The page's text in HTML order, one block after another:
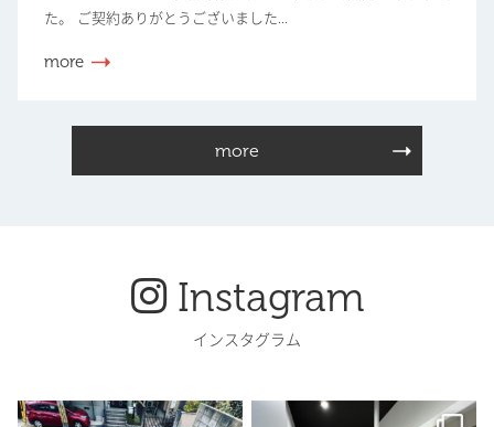
た。 ご契約ありがとうございました...
more
more
Instagram
インスタグラム